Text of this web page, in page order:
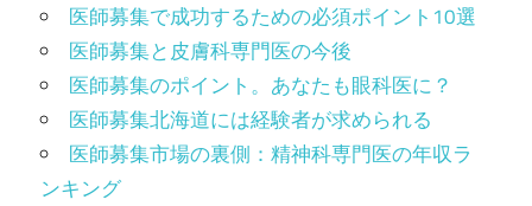
医師募集で成功するための必須ポイント10選
医師募集と皮膚科専門医の今後
医師募集のポイント。あなたも眼科医に？
医師募集北海道には経験者が求められる
医師募集市場の裏側：精神科専門医の年収ラ
ンキング